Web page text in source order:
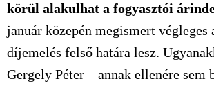
körül alakulhat a fogyasztói
január közepén megismert végleges
díjemelés felső határa lesz.
Gergely Péter – annak ellenére sem